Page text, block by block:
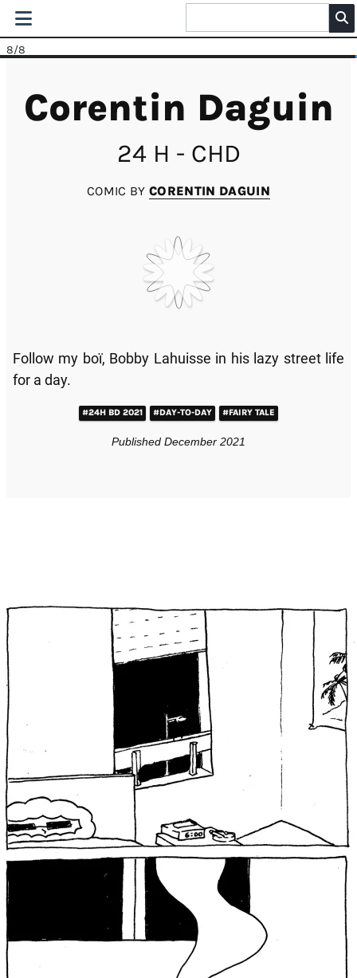
8/8
Corentin Daguin
24 H - CHD
COMIC BYCORENTIN DAGUIN
Follow my boï, Bobby Lahuisse in his lazy street life
for a day.
#24H BD 2021 #DAY-TO-DAY #FAIRY TALE
Published December 2021